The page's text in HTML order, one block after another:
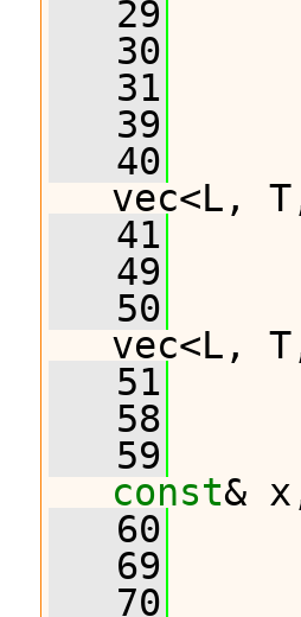
   29
   30
   31
   39
   40
vec<L,
   41
   49
   50
vec<L,
   51
   58
   59
const&
   60
   69
   70